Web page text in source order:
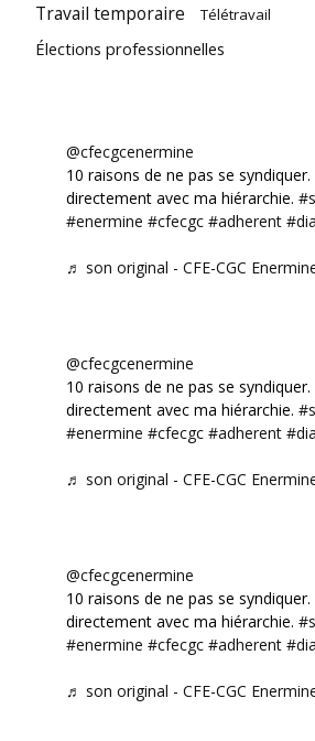
Travail temporaire Télétravail
Élections professionnelles
@cfecgcenermine
10 raisons de ne pas se
directement avec ma hiérarchie.
#enermine #cfecgc #adherent
♬ son original - CFE-CGC
@cfecgcenermine
10 raisons de ne pas se
directement avec ma hiérarchie.
#enermine #cfecgc #adherent
♬ son original - CFE-CGC
@cfecgcenermine
10 raisons de ne pas se
directement avec ma hiérarchie.
#enermine #cfecgc #adherent
♬ son original - CFE-CGC